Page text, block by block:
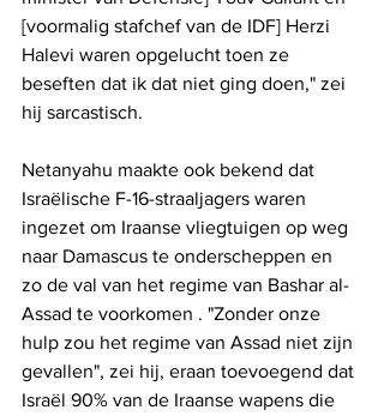
[voormalig stafchef van de IDF] Herzi
Halevi waren opgelucht toen ze
beseften dat ik dat niet ging doen," zei
hij sarcastisch.
Netanyahu maakte ook bekend dat
Israëlische F-16-straaljagers waren
ingezet om Iraanse vliegtuigen op weg
naar Damascus te onderscheppen en
zo de val van het regime van Bashar al-
Assad te voorkomen . "Zonder onze
hulp zou het regime van Assad niet zijn
gevallen", zei hij, eraan toevoegend dat
Israël 90% van de Iraanse wapens die